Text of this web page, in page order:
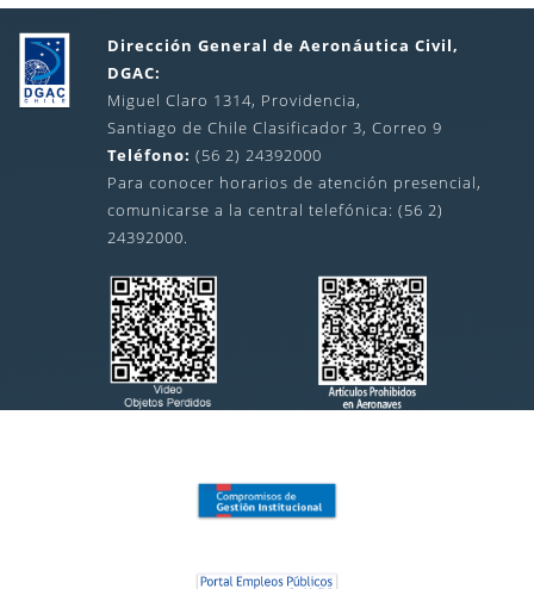
Dirección General de Aeronáutica Civil,
DGAC:
Miguel Claro 1314, Providencia,
Santiago de Chile Clasificador 3, Correo 9
Teléfono: (56 2) 24392000
Para conocer horarios de atención presencial,
comunicarse a la central telefónica: (56 2)
24392000.